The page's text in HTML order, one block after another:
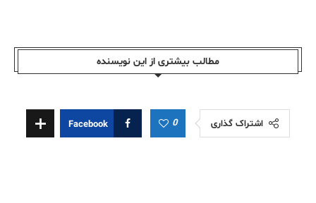
مطالب بیشتری از این نویسندە
اشتراک گذاری 0
Facebook